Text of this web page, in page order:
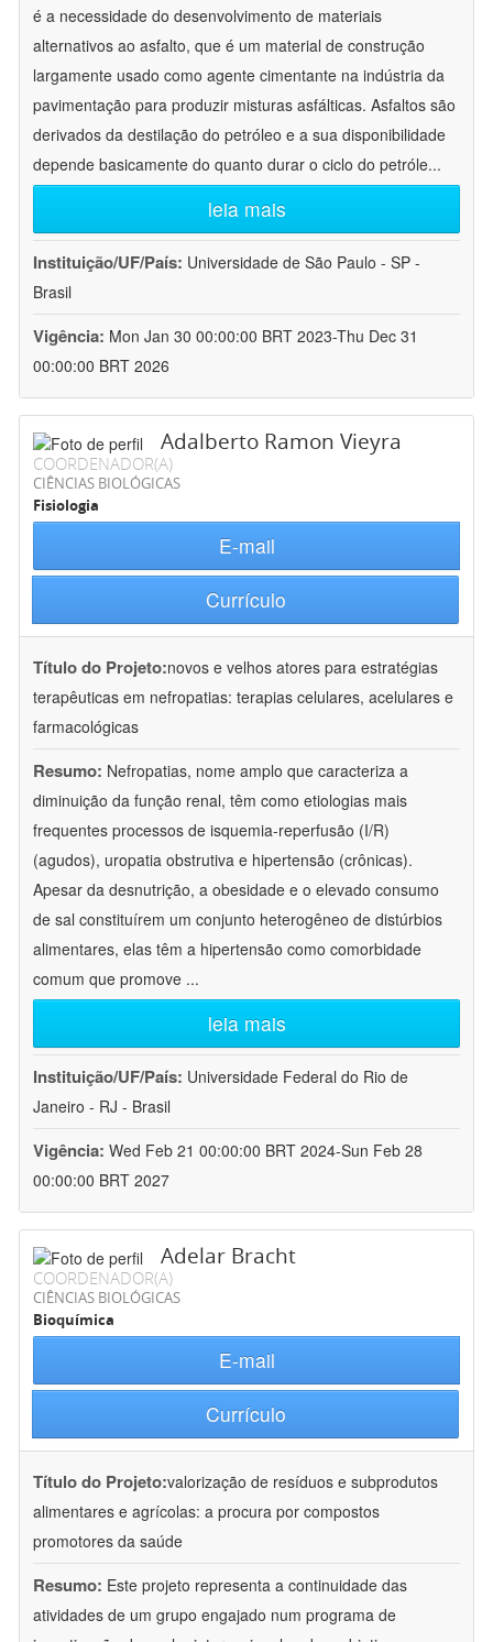
é a necessidade do desenvolvimento de materiais
alternativos ao asfalto, que é um material de construção
largamente usado como agente cimentante na indústria da
pavimentação para produzir misturas asfálticas. Asfaltos são
derivados da destilação do petróleo e a sua disponibilidade
depende basicamente do quanto durar o ciclo do petróle...
leia mais
Instituição/UF/País: Universidade de São Paulo - SP -
Brasil
Vigência: Mon Jan 30 00:00:00 BRT 2023-Thu Dec 31
00:00:00 BRT 2026
Adalberto Ramon Vieyra
COORDENADOR(A)
CIÊNCIAS BIOLÓGICAS
Fisiologia
E-mail
Currículo
Título do Projeto:novos e velhos atores para estratégias
terapêuticas em nefropatias: terapias celulares, acelulares e
farmacológicas
Resumo: Nefropatias, nome amplo que caracteriza a
diminuição da função renal, têm como etiologias mais
frequentes processos de isquemia-reperfusão (I/R)
(agudos), uropatia obstrutiva e hipertensão (crônicas).
Apesar da desnutrição, a obesidade e o elevado consumo
de sal constituírem um conjunto heterogêneo de distúrbios
alimentares, elas têm a hipertensão como comorbidade
comum que promove ...
leia mais
Instituição/UF/País: Universidade Federal do Rio de
Janeiro - RJ - Brasil
Vigência: Wed Feb 21 00:00:00 BRT 2024-Sun Feb 28
00:00:00 BRT 2027
Adelar Bracht
COORDENADOR(A)
CIÊNCIAS BIOLÓGICAS
Bioquímica
E-mail
Currículo
Título do Projeto:valorização de resíduos e subprodutos
alimentares e agrícolas: a procura por compostos
promotores da saúde
Resumo: Este projeto representa a continuidade das
atividades de um grupo engajado num programa de